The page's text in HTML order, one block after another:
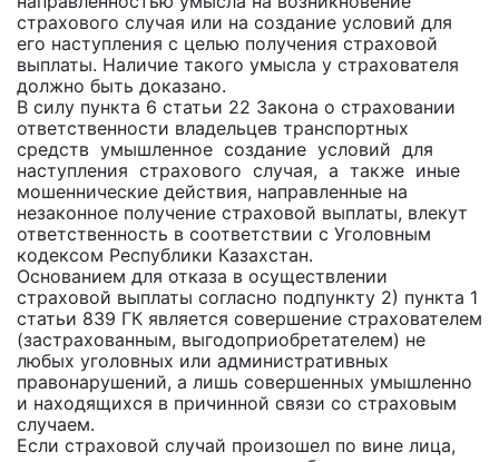
страхового случая или на создание условий для
его наступления с целью получения страховой
выплаты. Наличие такого умысла у страхователя
должно быть доказано.
В силу пункта 6 статьи 22 Закона о страховании
ответственности владельцев транспортных
средств умышленное создание условий для
наступления страхового случая, а также иные
мошеннические действия, направленные на
незаконное получение страховой выплаты, влекут
ответственность в соответствии с Уголовным
кодексом Республики Казахстан.
Основанием для отказа в осуществлении
страховой выплаты согласно подпункту 2) пункта 1
статьи 839 ГК является совершение страхователем
(застрахованным, выгодоприобретателем) не
любых уголовных или административных
правонарушений, а лишь совершенных умышленно
и находящихся в причинной связи со страховым
случаем.
Если страховой случай произошел по вине лица,